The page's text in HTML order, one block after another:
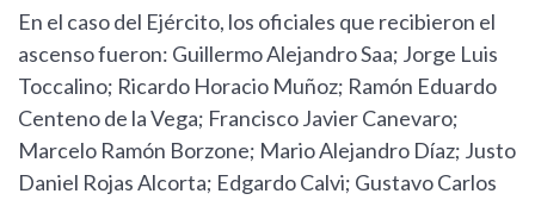
En el caso del Ejército, los oficiales que recibieron el
ascenso fueron: Guillermo Alejandro Saa; Jorge Luis
Toccalino; Ricardo Horacio Muñoz; Ramón Eduardo
Centeno de la Vega; Francisco Javier Canevaro;
Marcelo Ramón Borzone; Mario Alejandro Díaz; Justo
Daniel Rojas Alcorta; Edgardo Calvi; Gustavo Carlos